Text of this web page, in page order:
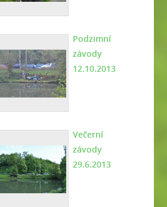
Podzimní
závody
12.10.2013
Večerní
závody
29.6.2013